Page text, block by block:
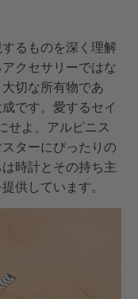
るものを深く理解
クセサリーではな
切な所有物であ
です。愛するセイ
せよ、アルピニス
ターにぴったりの
時計とその持ち主
供しています。